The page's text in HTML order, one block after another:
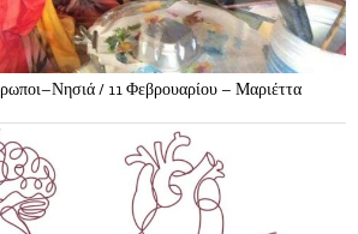
/ 11 Φεβρουαρίου – Μαριέττα